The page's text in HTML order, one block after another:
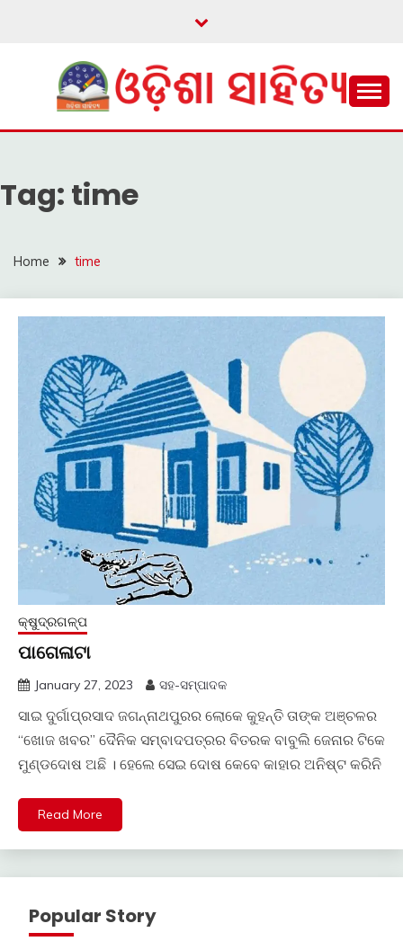
ଓଡ଼ିଶା ସାହିତ୍ୟ
Tag: time
Home time
କ୍ଷୁଦ୍ରଗଳ୍ପ
ପାଗେଳାଟା
January 27, 2023 ସହ-ସମ୍ପାଦକ
ସାଇ ଦୁର୍ଗାପ୍ରସାଦ ଜଗନ୍ନାଥପୁରର ଲୋକେ କୁହନ୍ତି ତାଙ୍କ ଅଞ୍ଚଳର
“ଖୋଜ ଖବର” ଦୈନିକ ସମ୍ବାଦପତ୍ରର ବିତରକ ବାବୁଲି ଜେନାର ଟିକେ
ମୁଣ୍ଡଦୋଷ ଅଛି । ହେଲେ ସେଇ ଦୋଷ କେବେ କାହାର ଅନିଷ୍ଟ କରିନି
Read More
Popular Story